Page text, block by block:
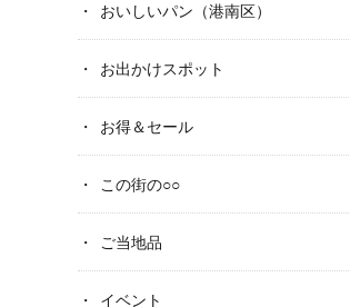
おいしいパン（港南区）
お出かけスポット
お得＆セール
この街の○○
ご当地品
イベント